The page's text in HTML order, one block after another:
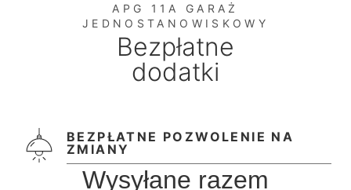
APG 11A GARAŻ
JEDNOSTANOWISKOWY
Bezpłatne
dodatki
BEZPŁATNE POZWOLENIE NA
ZMIANY
Wysyłane razem